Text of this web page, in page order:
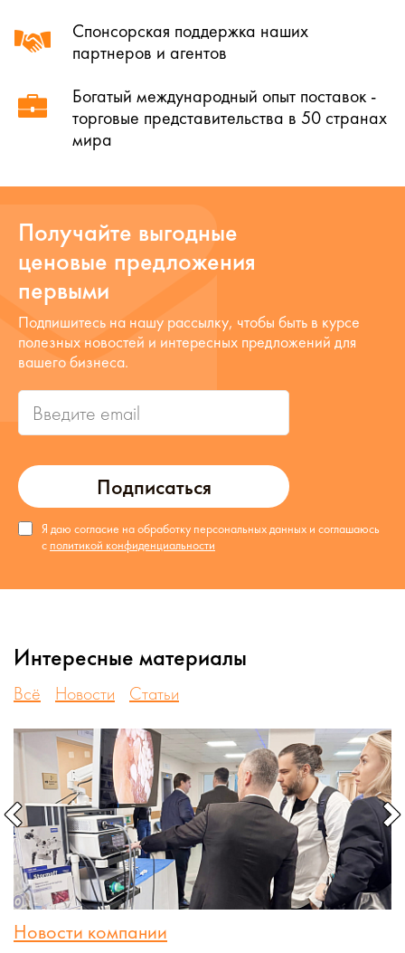
Спонсорская поддержка наших
партнеров и агентов
Богатый международный опыт поставок -
торговые представительства в 50 странах
мира
Получайте выгодные
ценовые предложения
первыми
Подписаться
Я даю согласие на обработку персональных данных и соглашаюсь
с политикой конфиденциальности
Подпишитесь на нашу рассылку, чтобы быть в курсе
полезных новостей и интересных предложений для
вашего бизнеса.
Интересные материалы
Всё Новости Статьи
Новости компании